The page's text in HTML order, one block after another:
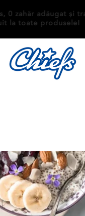
0 zahăr adăugat și
la toate produsele!